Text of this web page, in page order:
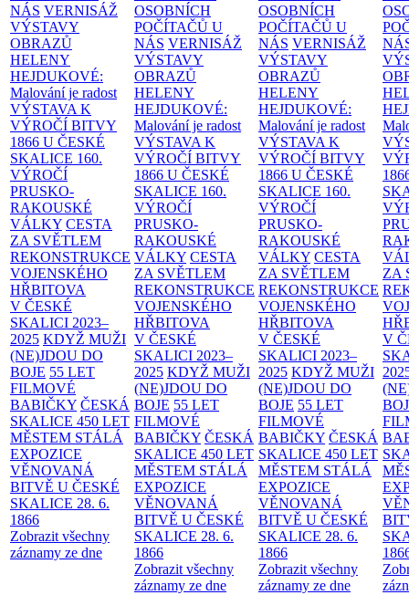
NÁS VERNISÁŽ
VÝSTAVY
OBRAZŮ
HELENY
HEJDUKOVÉ:
Malování je radost
VÝSTAVA K
VÝROČÍ BITVY
1866 U ČESKÉ
SKALICE 160.
VÝROČÍ
PRUSKO-
RAKOUSKÉ
VÁLKY CESTA
ZA SVĚTLEM
REKONSTRUKCE
VOJENSKÉHO
HŘBITOVA
V ČESKÉ
SKALICI 2023–
2025 KDYŽ MUŽI
(NE)JDOU DO
BOJE 55 LET
FILMOVÉ
BABIČKY ČESKÁ
SKALICE 450 LET
MĚSTEM STÁLÁ
EXPOZICE
VĚNOVANÁ
BITVĚ U ČESKÉ
SKALICE 28. 6.
1866
Zobrazit všechny
záznamy ze dne
OSOBNÍCH
POČÍTAČŮ U
NÁS VERNISÁŽ
VÝSTAVY
OBRAZŮ
HELENY
HEJDUKOVÉ:
Malování je radost
VÝSTAVA K
VÝROČÍ BITVY
1866 U ČESKÉ
SKALICE 160.
VÝROČÍ
PRUSKO-
RAKOUSKÉ
VÁLKY CESTA
ZA SVĚTLEM
REKONSTRUKCE
VOJENSKÉHO
HŘBITOVA
V ČESKÉ
SKALICI 2023–
2025 KDYŽ MUŽI
(NE)JDOU DO
BOJE 55 LET
FILMOVÉ
BABIČKY ČESKÁ
SKALICE 450 LET
MĚSTEM STÁLÁ
EXPOZICE
VĚNOVANÁ
BITVĚ U ČESKÉ
SKALICE 28. 6.
1866
Zobrazit všechny
záznamy ze dne
OSOBNÍCH
POČÍTAČŮ U
NÁS VERNISÁŽ
VÝSTAVY
OBRAZŮ
HELENY
HEJDUKOVÉ:
Malování je radost
VÝSTAVA K
VÝROČÍ BITVY
1866 U ČESKÉ
SKALICE 160.
VÝROČÍ
PRUSKO-
RAKOUSKÉ
VÁLKY CESTA
ZA SVĚTLEM
REKONSTRUKCE
VOJENSKÉHO
HŘBITOVA
V ČESKÉ
SKALICI 2023–
2025 KDYŽ MUŽI
(NE)JDOU DO
BOJE 55 LET
FILMOVÉ
BABIČKY ČESKÁ
SKALICE 450 LET
MĚSTEM STÁLÁ
EXPOZICE
VĚNOVANÁ
BITVĚ U ČESKÉ
SKALICE 28. 6.
1866
Zobrazit všechny
záznamy ze dne
ZA
V